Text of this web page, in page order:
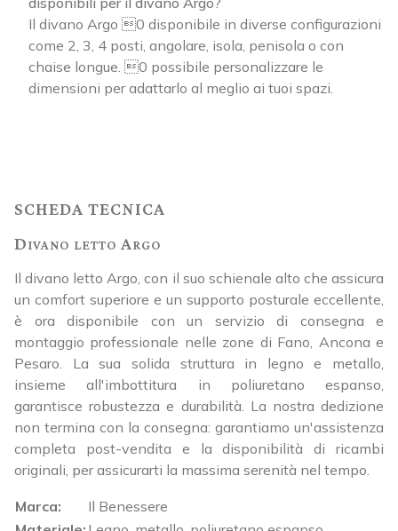
Il divano Argo 0 disponibile in diverse configurazioni
come 2, 3, 4 posti, angolare, isola, penisola o con
chaise longue. 0 possibile personalizzare le
dimensioni per adattarlo al meglio ai tuoi spazi.
SCHEDA TECNICA
Divano letto Argo
Il divano letto Argo, con il suo schienale alto che assicura
un comfort superiore e un supporto posturale eccellente,
è ora disponibile con un servizio di consegna e
montaggio professionale nelle zone di Fano, Ancona e
Pesaro. La sua solida struttura in legno e metallo,
insieme all'imbottitura in poliuretano espanso,
garantisce robustezza e durabilità. La nostra dedizione
non termina con la consegna: garantiamo un'assistenza
completa post-vendita e la disponibilità di ricambi
originali, per assicurarti la massima serenità nel tempo.
Marca:
Il Benessere